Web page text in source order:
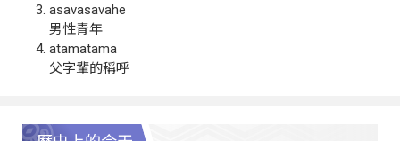
asavasavahe
男性青年
atamatama
父字輩的稱呼